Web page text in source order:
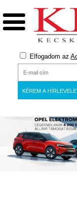
Elfogadom az